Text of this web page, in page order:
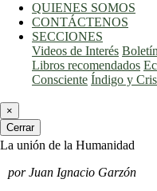
QUIENES SOMOS
CONTÁCTENOS
SECCIONES
Videos de Interés
Libros recomendados
Consciente Índigo y
×
Cerrar
La unión de la Humanidad
por Juan Ignacio Garzón